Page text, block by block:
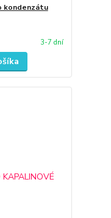
kondenzátu
3-7 dní